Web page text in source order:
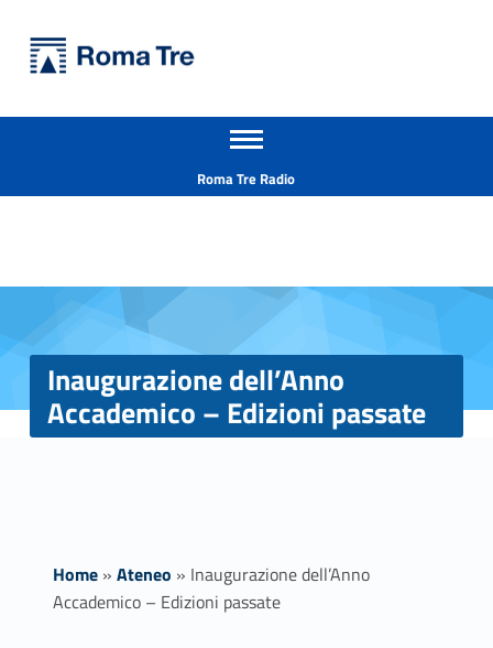
Inaugurazione dell’Anno Accademico - Edizioni passate - Università Roma Tre
Apri il menu secondario
Roma Tre Radio
Inaugurazione dell’Anno
Accademico – Edizioni passate
Home» Ateneo » Inaugurazione dell’Anno
Accademico – Edizioni passate